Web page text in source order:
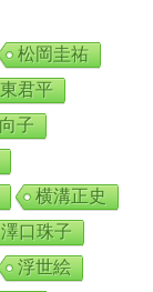
松岡圭祐
東君平
子
横溝正史
澤口珠子
浮世絵